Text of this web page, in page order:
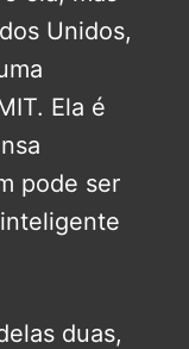
Unidos,
Ela é
pode ser
duas,